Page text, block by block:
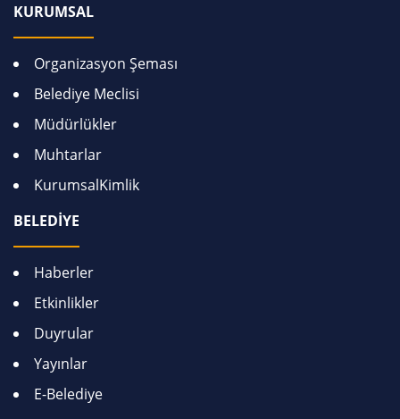
KURUMSAL
Organizasyon Şeması
Belediye Meclisi
Müdürlükler
Muhtarlar
KurumsalKimlik
BELEDİYE
Haberler
Etkinlikler
Duyrular
Yayınlar
E-Belediye